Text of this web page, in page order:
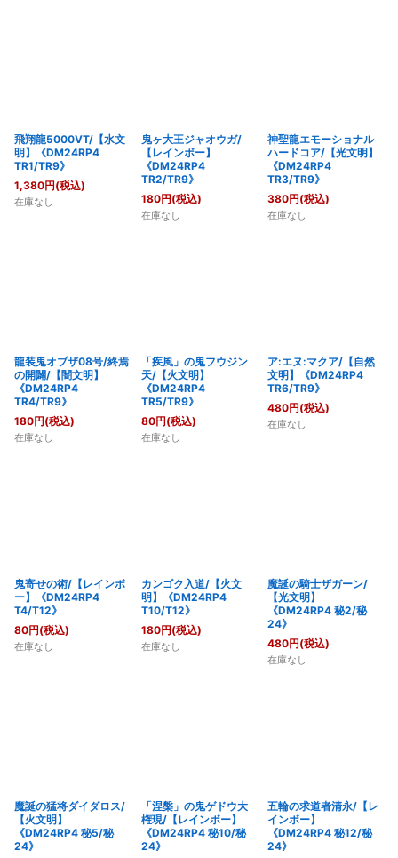
飛翔龍5000VT/【水文
明】《DM24RP4
TR1/TR9》
1,380円(税込)
在庫なし
鬼ヶ大王ジャオウガ/
【レインボー】
《DM24RP4
TR2/TR9》
180円(税込)
在庫なし
神聖龍エモーショナル
ハードコア/【光文明】
《DM24RP4
TR3/TR9》
380円(税込)
在庫なし
龍装鬼オブザ08号/終焉
の開闢/【闇文明】
《DM24RP4
TR4/TR9》
180円(税込)
在庫なし
「疾風」の鬼フウジン
天/【火文明】
《DM24RP4
TR5/TR9》
80円(税込)
在庫なし
ア:エヌ:マクア/【自然
文明】《DM24RP4
TR6/TR9》
480円(税込)
在庫なし
鬼寄せの術/【レインボ
ー】《DM24RP4
T4/T12》
80円(税込)
在庫なし
カンゴク入道/【火文
明】《DM24RP4
T10/T12》
180円(税込)
在庫なし
魔誕の騎士ザガーン/
【光文明】
《DM24RP4 秘2/秘
24》
480円(税込)
在庫なし
魔誕の猛将ダイダロス/
【火文明】
《DM24RP4 秘5/秘
24》
「涅槃」の鬼ゲドウ大
権現/【レインボー】
《DM24RP4 秘10/秘
24》
五輪の求道者清永/【レ
インボー】
《DM24RP4 秘12/秘
24》